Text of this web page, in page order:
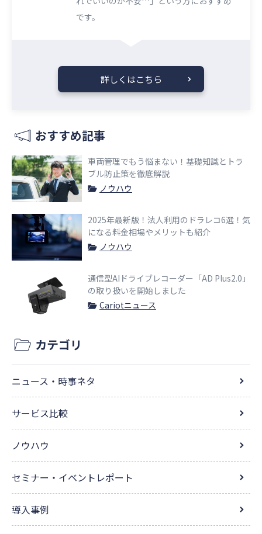
です。
詳しくはこちら
おすすめ記事
車両管理でもう悩まない！基礎知識とトラ
ブル防止策を徹底解説
ノウハウ
2025年最新版！法人利用のドラレコ6選！気
になる料金相場やメリットも紹介
ノウハウ
通信型AIドライブレコーダー「AD Plus2.0」
の取り扱いを開始しました
Cariotニュース
カテゴリ
ニュース・時事ネタ
サービス比較
ノウハウ
セミナー・イベントレポート
導入事例